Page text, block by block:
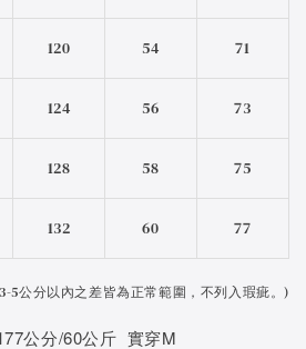
120 54 71
124 56 73
128 58 75
132 60 77
5公分以內之差皆為正常範圍，不列入瑕疵。)
公分/60公斤 實穿M